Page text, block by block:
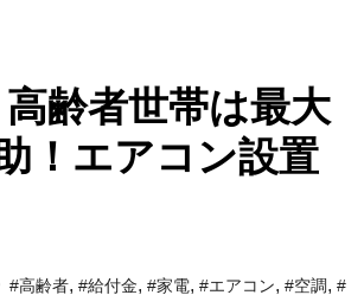
高齢者世帯は最大
！エアコン設置
#高齢者, #給付金, #家電, #エアコン, #空調, #